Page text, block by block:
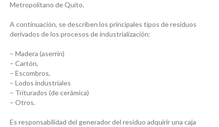
Metropolitano de Quito.
A continuación, se describen los principales tipos de residuos
derivados de los procesos de industrialización:
– Madera (aserrín)
– Cartón,
– Escombros,
– Lodos industriales
– Triturados (de cerámica)
– Otros.
Es responsabilidad del generador del residuo adquirir una caja